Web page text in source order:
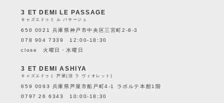
3 ET DEMI LE PASSAGE
キャズエドゥミ ル パサージュ
650 0021 兵庫県神戸市中央区三宮町2-8-3
078 904 7339 12:00-18:30
close 火曜日・水曜日
3 ET DEMI ASHIYA
キャズエドゥミ 芦屋(旧 ラ ヴィオレット)
659 0093 兵庫県芦屋市船戸町4-1 ラポルテ本館1階
0797 26 6343 10:00-18:30